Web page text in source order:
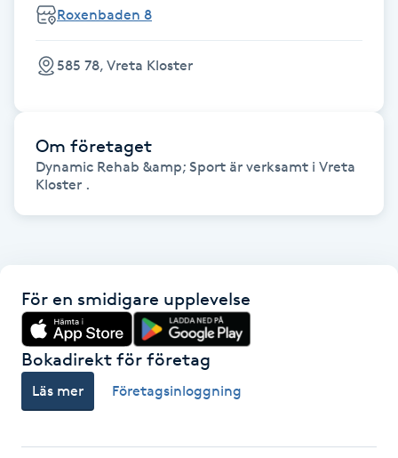
Friskvårdsmassage
Frisör
Funktionsanalys
Färgning
Föning
Gelenaglar
Gellack
Roxenbaden 8
585 78, Vreta Kloster
Om företaget
Dynamic Rehab &amp; Sport är verksamt i Vreta
Kloster .
För en smidigare upplevelse
Bokadirekt för företag
Läs mer Företagsinloggning